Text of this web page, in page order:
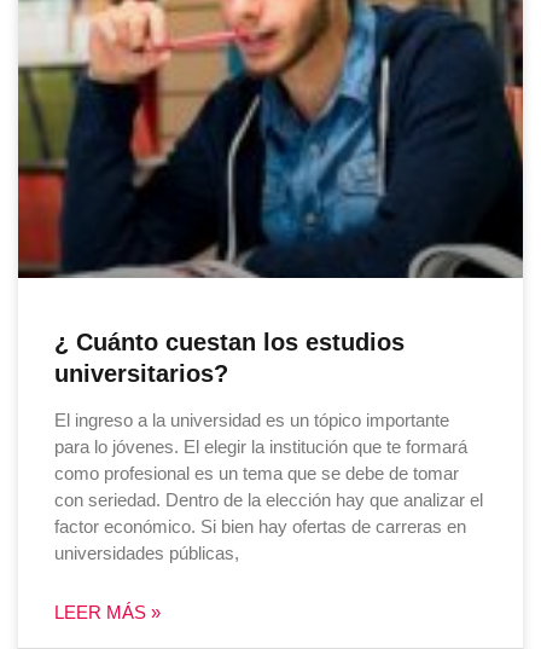
¿ Cuánto cuestan los estudios
universitarios?
El ingreso a la universidad es un tópico importante
para lo jóvenes. El elegir la institución que te formará
como profesional es un tema que se debe de tomar
con seriedad. Dentro de la elección hay que analizar el
factor económico. Si bien hay ofertas de carreras en
universidades públicas,
LEER MÁS »